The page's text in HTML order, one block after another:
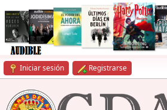
Iniciar sesión Registrarse